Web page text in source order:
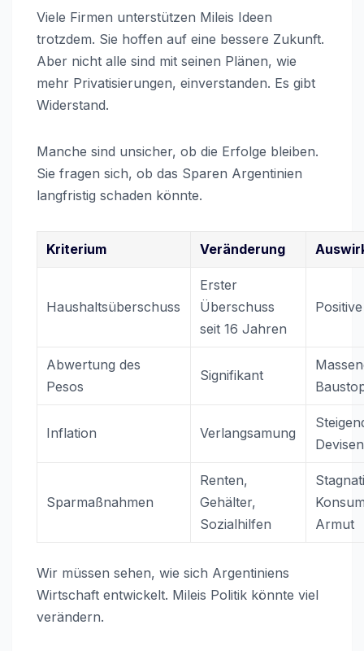
Viele Firmen unterstützen Mileis Ideen
trotzdem. Sie hoffen auf eine bessere Zukunft.
Aber nicht alle sind mit seinen Plänen, wie
mehr Privatisierungen, einverstanden. Es gibt
Widerstand.
Manche sind unsicher, ob die Erfolge bleiben.
Sie fragen sich, ob das Sparen Argentinien
langfristig schaden könnte.
Kriterium Veränderung
Haushaltsüberschuss
Erster
Überschuss
seit 16 Jahren
Abwertung des
Pesos
Signifikant
Inflation Verlangsamung
Sparmaßnahmen
Renten,
Gehälter,
Sozialhilfen
Armut
Wir müssen sehen, wie sich Argentiniens
Wirtschaft entwickelt. Mileis Politik könnte viel
verändern.